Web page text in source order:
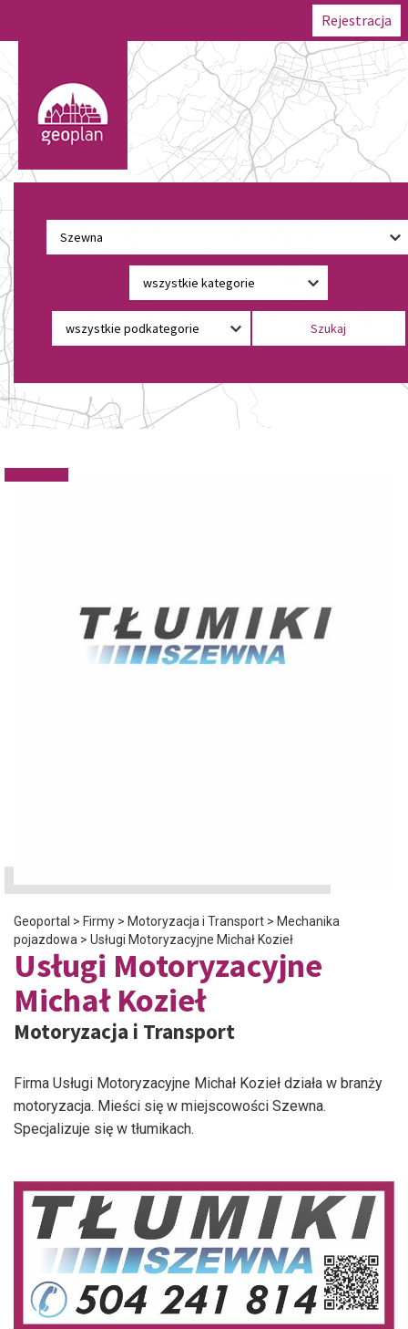
Rejestracja
Geoportal > Firmy > Motoryzacja i Transport > Mechanika
pojazdowa > Usługi Motoryzacyjne Michał Kozieł
Usługi Motoryzacyjne
Michał Kozieł
Motoryzacja i Transport
Firma Usługi Motoryzacyjne Michał Kozieł działa w branży
motoryzacja. Mieści się w miejscowości Szewna.
Specjalizuje się w tłumikach.